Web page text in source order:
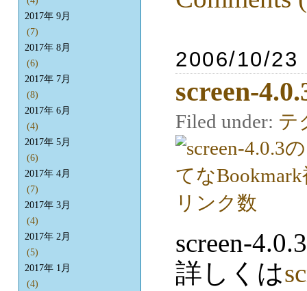
2006/10/23
screen-
Filed under: テ
screen-
詳しくは
2017年 9月
(7)
2017年 8月
(6)
2017年 7月
(8)
2017年 6月
(4)
2017年 5月
(6)
2017年 4月
(7)
2017年 3月
(4)
2017年 2月
(5)
2017年 1月
(4)